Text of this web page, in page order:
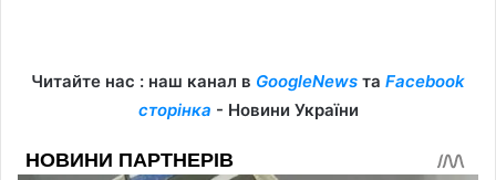
Читайте нас : наш канал в GoogleNews та Facebook
сторінка - Новини України